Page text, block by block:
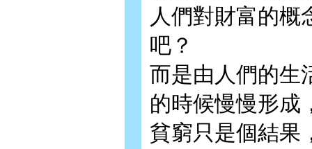
人們對財富的概
吧？
而是由人們的生
的時候慢慢形成
貧窮只是個結果